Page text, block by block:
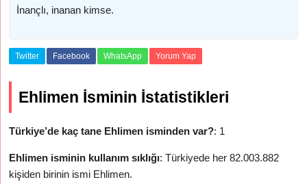
İnançlı, inanan kimse.
Twitter Facebook WhatsApp Yorum Yap
Ehlimen İsminin İstatistikleri
Türkiye’de kaç tane Ehlimen isminden var?: 1
Ehlimen isminin kullanım sıklığı: Türkiyede her 82.003.882
kişiden birinin ismi Ehlimen.